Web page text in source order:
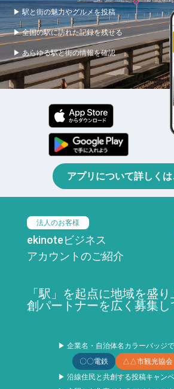
▶ 駅と街の魅力やグルメを投稿
▶ 全国の駅に訪れた記録を残せる
▶ あらゆる駅と街の情報を確認
アプリについて詳しくは
法人のお客様
ekinoteビジネス
アカウントのご紹介
「駅」を起点に地域を盛
創パートナーを広く募集し
▶ 企業名・自治体名カラーバッジ
〇〇電鉄
△△市観光協会
▶ 沿線住民と共創する投稿キャン